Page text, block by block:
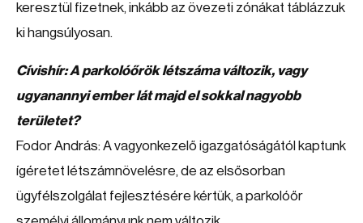
keresztül fizetnek, inkább az övezeti zónákat táblázzuk
ki hangsúlyosan.
Cívishír: A parkolóőrök létszáma változik, vagy
ugyanannyi ember lát majd el sokkal nagyobb
területet?
Fodor András: A vagyonkezelő igazgatóságától kaptunk
ígéretet létszámnövelésre, de az elsősorban
ügyfélszolgálat fejlesztésére kértük, a parkolóőr